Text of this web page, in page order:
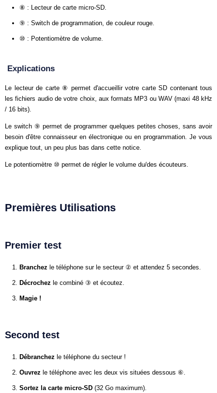
⑧ : Lecteur de carte micro-SD.
⑨ : Switch de programmation, de couleur rouge.
⑩ : Potentiomètre de volume.
Explications
Le lecteur de carte ⑧ permet d'accueillir votre carte SD contenant tous
les fichiers audio de votre choix, aux formats MP3 ou WAV (maxi 48 kHz
/ 16 bits).
Le switch ⑨ permet de programmer quelques petites choses, sans avoir
besoin d'être connaisseur en électronique ou en programmation. Je vous
explique tout, un peu plus bas dans cette notice.
Le potentiomètre ⑩ permet de régler le volume du/des écouteurs.
Premières Utilisations
Premier test
Branchez le téléphone sur le secteur ② et attendez 5 secondes.
Décrochez le combiné ③ et écoutez.
Magie !
Second test
Débranchez le téléphone du secteur !
Ouvrez le téléphone avec les deux vis situées dessous ⑥.
Sortez la carte micro-SD (32 Go maximum).